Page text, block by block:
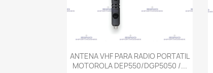
Vista rápida
ANTENA VHF PARA RADIO PORTATIL
MOTOROLA DEP550/DGP5050 /...